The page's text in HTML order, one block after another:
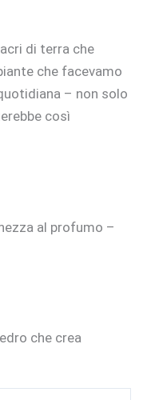
di terra che
che facevamo
– non solo
così
al profumo –
che crea